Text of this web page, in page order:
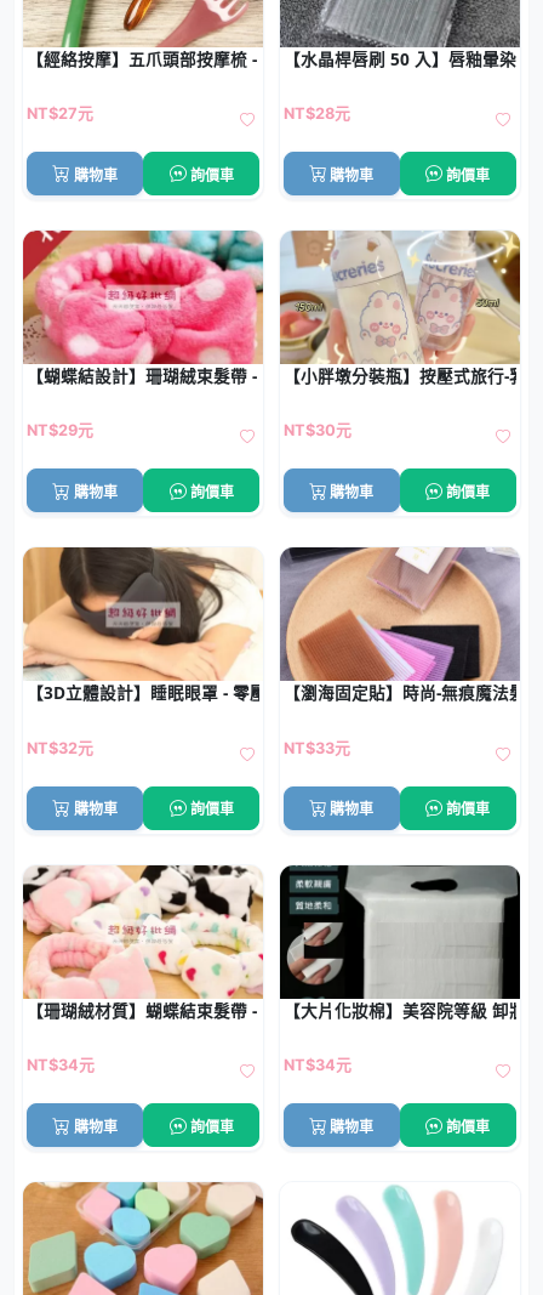
【經絡按摩】五爪頭部按摩梳 - 刮痧穴位放鬆減壓器
NT$27元
購物車 詢價車
【水晶桿唇刷 50 入】唇釉暈染
NT$28元
購物車 詢價車
【蝴蝶結設計】珊瑚絨束髮帶 - 洗臉化妝髮箍
NT$29元
購物車 詢價車
【小胖墩分裝瓶】按壓式旅行-乳
NT$30元
購物車 詢價車
【3D立體設計】睡眠眼罩 - 零壓透氣遮光罩
NT$32元
購物車 詢價車
【瀏海固定貼】時尚-無痕魔法髮
NT$33元
購物車 詢價車
【珊瑚絨材質】蝴蝶結束髮帶 - 洗臉化妝束髮巾
NT$34元
購物車 詢價車
【大片化妝棉】美容院等級 卸妝
NT$34元
購物車 詢價車